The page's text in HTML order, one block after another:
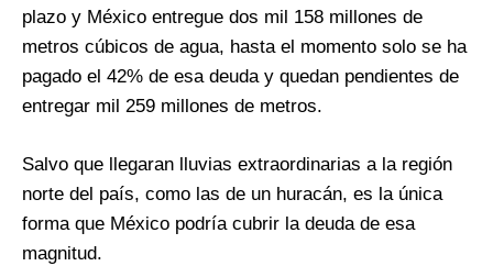
plazo y México entregue dos mil 158 millones de
metros cúbicos de agua, hasta el momento solo se ha
pagado el 42% de esa deuda y quedan pendientes de
entregar mil 259 millones de metros.
Salvo que llegaran lluvias extraordinarias a la región
norte del país, como las de un huracán, es la única
forma que México podría cubrir la deuda de esa
magnitud.